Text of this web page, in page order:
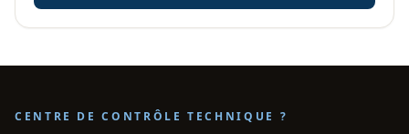
CENTRE DE CONTRÔLE TECHNIQUE ?